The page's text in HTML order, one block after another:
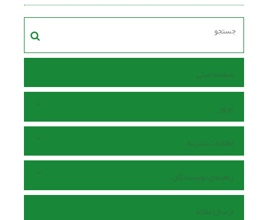
صفحه اصلی
مرور
اطلاعات نشریه
راهنمای نویسندگان
ارسال مقاله